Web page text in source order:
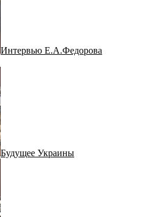
Интервью Е.А.Федорова
Будущее Украины